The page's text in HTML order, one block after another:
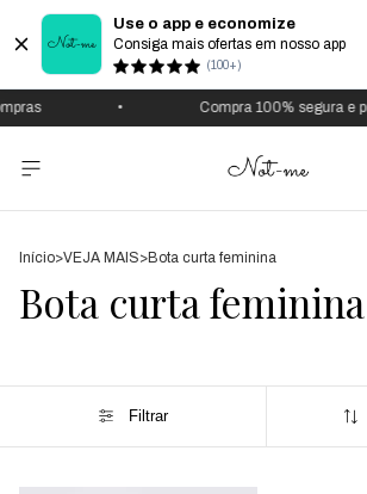
Use o app e economize
Consiga mais ofertas em nosso app
(100+)
• Compra 100% segura e
Início>VEJA MAIS>Bota curta feminina
Bota curta feminina
Filtrar